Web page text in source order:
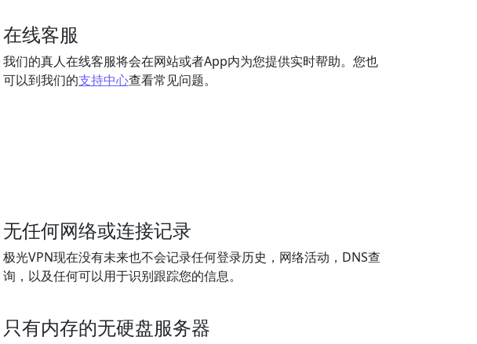
在线客服
我们的真人在线客服将会在网站或者App内为您提供实时帮助。您也
可以到我们的支持中心查看常见问题。
无任何网络或连接记录
极光VPN现在没有未来也不会记录任何登录历史，网络活动，DNS查
询，以及任何可以用于识别跟踪您的信息。
只有内存的无硬盘服务器